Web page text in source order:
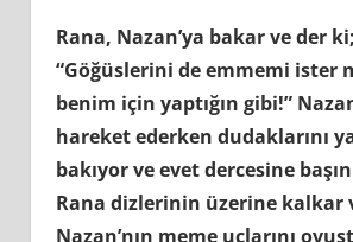
Rana, Nazan’ya bakar ve der ki;
“Göğüslerini de emmemi ister
benim için yaptığın gibi!”
hareket ederken dudaklarını
bakıyor ve evet dercesine
Rana dizlerinin üzerine kalkar
Nazan’nın meme uçlarını